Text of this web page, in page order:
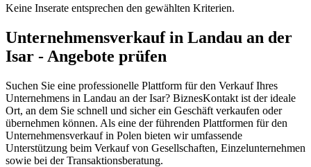
Keine Inserate entsprechen den gewählten Kriterien.
Unternehmensverkauf in Landau an der
Isar - Angebote prüfen
Suchen Sie eine professionelle Plattform für den Verkauf Ihres
Unternehmens in Landau an der Isar? BiznesKontakt ist der ideale
Ort, an dem Sie schnell und sicher ein Geschäft verkaufen oder
übernehmen können. Als eine der führenden Plattformen für den
Unternehmensverkauf in Polen bieten wir umfassende
Unterstützung beim Verkauf von Gesellschaften, Einzelunternehmen
sowie bei der Transaktionsberatung.